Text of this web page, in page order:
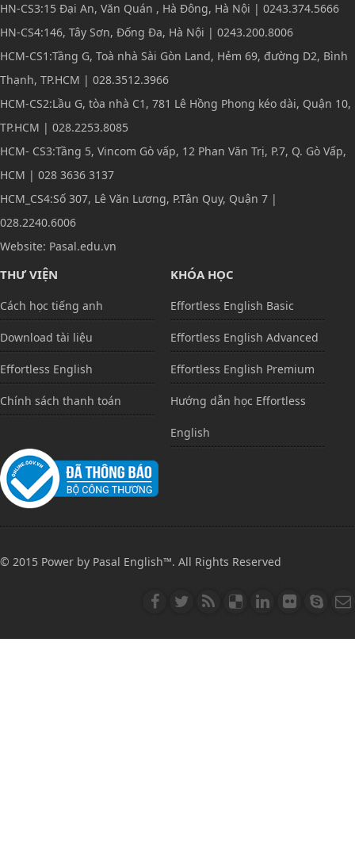
HN-CS3:15 Đại An, Văn Quán , Hà Đông, Hà Nội | 0243.374.5666
HN-CS4:146, Tây Sơn, Đống Đa, Hà Nội | 0243.200.8006
HCM-CS1:Tầng G, Toà nhà Sài Gòn Land, Hẻm 69, đường D2, Bình
Thạnh, TP.HCM | 028.3512.3966
HCM-CS2:Lầu G, tòa nhà C1, 781 Lê Hồng Phong kéo dài, Quận 10,
TP.HCM | 028.2253.8085
HCM- CS3:Tầng 5, Vincom Gò vấp, 12 Phan Văn Trị, P.7, Q. Gò Vấp,
HCM | 028 3636 3137
HCM_CS4:Số 307, Lê Văn Lương, P.Tân Quy, Quận 7 |
028.2240.6006
Website: Pasal.edu.vn
THƯ VIỆN
Cách học tiếng anh
Download tài liệu
Effortless English
Chính sách thanh toán
KHÓA HỌC
Effortless English Basic
Effortless English Advanced
Effortless English Premium
Hướng dẫn học Effortless
English
© 2015 Power by Pasal English™. All Rights Reserved